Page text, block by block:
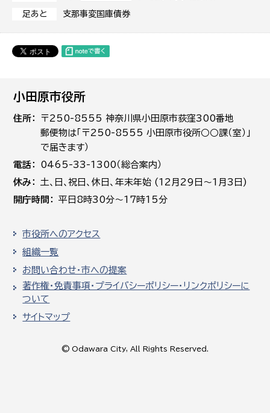
足あと 支那事変国庫債券
小田原市役所
住所
〒250-8555 神奈川県小田原市荻窪300番地
郵便物は「〒250-8555 小田原市役所○○課（室）」
で届きます）
電話
0465-33-1300（総合案内）
休み
土､日､祝日、休日、年末年始 (12月29日～1月3日)
開庁時間
平日8時30分～17時15分
市役所へのアクセス
組織一覧
お問い合わせ・市への提案
著作権・免責事項・プライバシーポリシー・リンクポリシーに
ついて
サイトマップ
© Odawara City, All Rights Reserved.